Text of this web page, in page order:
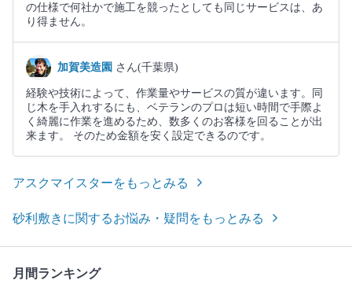
の仕様で何社かで施工を競ったとしても同じサービスは、あ
り得ません。
加賀美造園 さん(千葉県)
経験や技術によって、作業量やサービスの質が違います。同
じ木を手入れするにも、ベテランのプロは短い時間で手際よ
く綺麗に作業を進めるため、数多くのお客様を回ることが出
来ます。 そのため金額を安く設定できるのです。
アスクマイスターをもっとみる
砂利敷きに関するお悩み・疑問をもっとみる
月間ランキング